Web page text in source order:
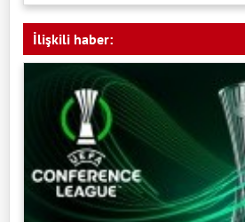
İlişkili haber: